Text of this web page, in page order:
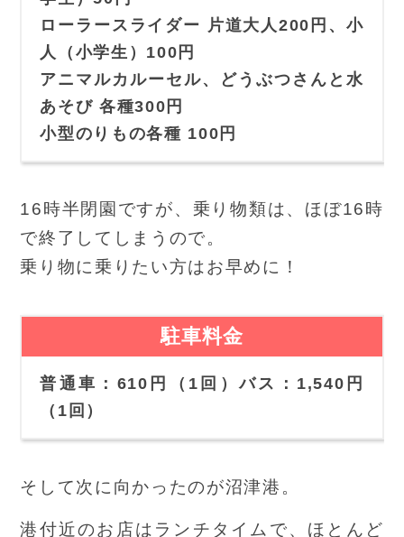
ローラースライダー 片道大人200円、小
人（小学生）100円
アニマルカルーセル、どうぶつさんと水
あそび 各種300円
小型のりもの各種 100円
16時半閉園ですが、乗り物類は、ほぼ16時
で終了してしまうので。
乗り物に乗りたい方はお早めに！
駐車料金
普通車：610円（1回）バス：1,540円
（1回）
そして次に向かったのが沼津港。
港付近のお店はランチタイムで、ほとんど